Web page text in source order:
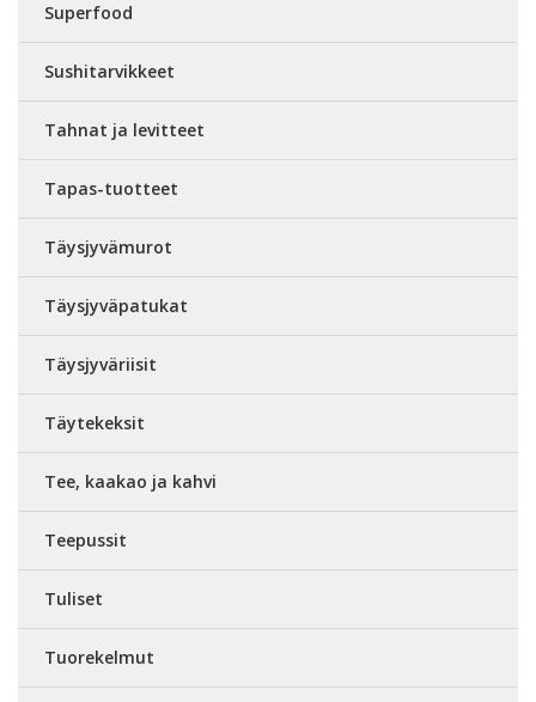
Superfood
Sushitarvikkeet
Tahnat ja levitteet
Tapas-tuotteet
Täysjyvämurot
Täysjyväpatukat
Täysjyväriisit
Täytekeksit
Tee, kaakao ja kahvi
Teepussit
Tuliset
Tuorekelmut